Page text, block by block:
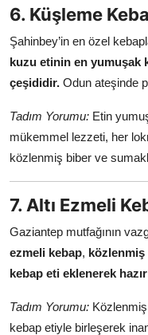
6. Küşleme
Şahinbey’in en özel
kuzu etinin en yumuşak
çeşididir. Odun ateşinde
Tadım Yorumu: Etin
mükemmel lezzeti, her
közlenmiş biber ve
7. Altı Ezmeli
Gaziantep mutfağının
ezmeli kebap, közlenmiş
kebap eti eklenerek
Tadım Yorumu: Közlenmiş
kebap etiyle birleşerek